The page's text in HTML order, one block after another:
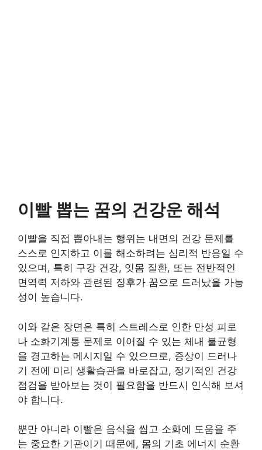
이빨 뽑는 꿈의 건강운 해석
이빨을 직접 뽑아내는 행위는 내면의 건강 문제를
스스로 인지하고 이를 해소하려는 심리적 반응일 수
있으며, 특히 구강 건강, 잇몸 질환, 또는 전반적인
면역력 저하와 관련된 징후가 꿈으로 드러났을 가능
성이 높습니다.
이와 같은 장면은 특히 스트레스로 인한 만성 피로
나 소화기계통 문제로 이어질 수 있는 체내 불균형
을 경고하는 메시지일 수 있으므로, 증상이 드러나
기 전에 미리 생활습관을 바로잡고, 정기적인 건강
점검을 받아보는 것이 필요함을 반드시 인식해 보셔
야 합니다.
뿐만 아니라 이빨은 음식을 씹고 소화에 도움을 주
는 중요한 기관이기 때문에, 몸의 기초 에너지 순환